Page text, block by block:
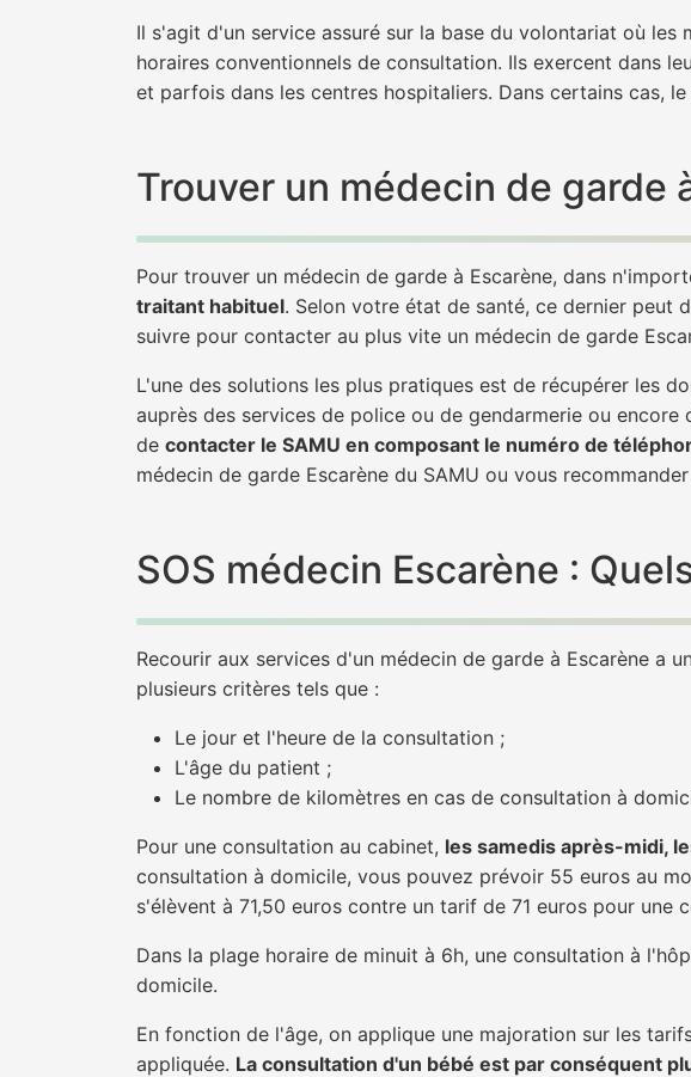
Il s'agit d'un service assuré sur la base du volontariat où
horaires conventionnels de consultation. Ils exercent dans
et parfois dans les centres hospitaliers. Dans certains cas,
Trouver un médecin de garde
Pour trouver un médecin de garde à Escarène, dans
traitant habituel. Selon votre état de santé, ce dernier peut
suivre pour contacter au plus vite un médecin de garde
L'une des solutions les plus pratiques est de récupérer les
auprès des services de police ou de gendarmerie ou
de contacter le SAMU en composant le numéro de
médecin de garde Escarène du SAMU ou vous
SOS médecin Escarène :
Recourir aux services d'un médecin de garde à Escarène
plusieurs critères tels que :
Le jour et l'heure de la consultation ;
L'âge du patient ;
Le nombre de kilomètres en cas de consultation à
Pour une consultation au cabinet, les samedis après-midi,
consultation à domicile, vous pouvez prévoir 55 euros au
s'élèvent à 71,50 euros contre un tarif de 71 euros pour une
Dans la plage horaire de minuit à 6h, une consultation à
domicile.
En fonction de l'âge, on applique une majoration sur les
appliquée. La consultation d'un bébé est par conséquent